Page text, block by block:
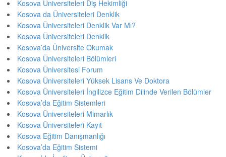
Kosova Üniversiteleri Diş Hekimliği
Kosova da Üniversiteleri Denklik
Kosova Üniversiteleri Denklik Var Mı?
Kosova Üniversiteleri Denklik
Kosova’da Üniversite Okumak
Kosova Üniversiteleri Bölümleri
Kosova Üniversitesi Forum
Kosova Üniversiteleri Yüksek Lisans Ve Doktora
Kosova Üniversiteleri İngilizce Eğitim Dilinde Verilen Bölümler
Kosova’da Eğitim Sistemleri
Kosova Üniversiteleri Mimarlık
Kosova Üniversiteleri Kayıt
Kosova Eğitim Danışmanlığı
Kosova’da Eğitim Sistemi